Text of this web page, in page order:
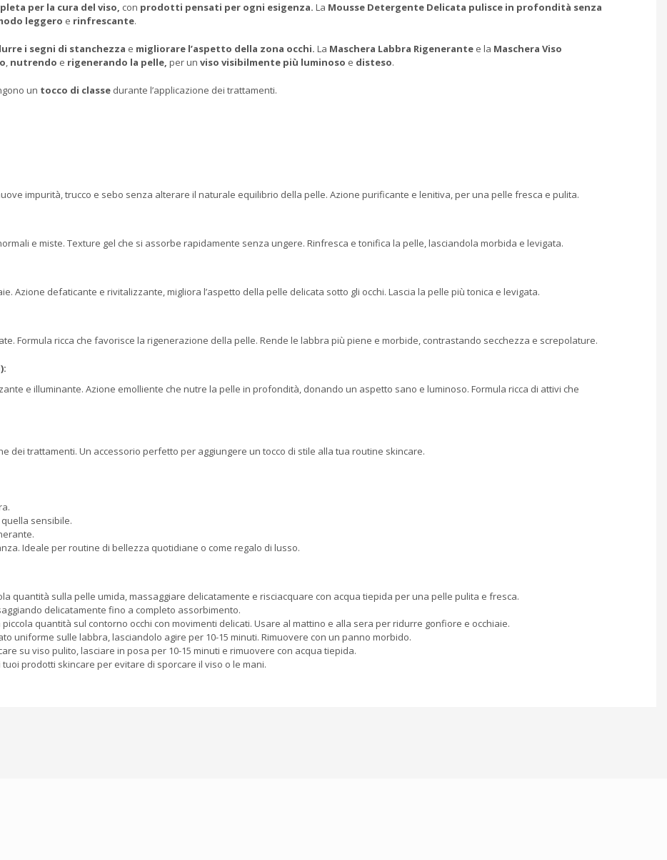
per la cura del viso, con prodotti pensati per ogni esigenza. La Mousse Detergente Delicata pulisce in profondità senza
leggero e rinfrescante.
i segni di stanchezza e migliorare l’aspetto della zona occhi. La Maschera Labbra Rigenerante e la Maschera Viso
, nutrendo e rigenerando la pelle, per un viso visibilmente più luminoso e disteso.
un tocco di classe durante l’applicazione dei trattamenti.
impurità, trucco e sebo senza alterare il naturale equilibrio della pelle. Azione purificante e lenitiva, per una pelle fresca e pulita.
e miste. Texture gel che si assorbe rapidamente senza ungere. Rinfresca e tonifica la pelle, lasciandola morbida e levigata.
Azione defaticante e rivitalizzante, migliora l’aspetto della pelle delicata sotto gli occhi. Lascia la pelle più tonica e levigata.
Formula ricca che favorisce la rigenerazione della pelle. Rende le labbra più piene e morbide, contrastando secchezza e screpolature.
e illuminante. Azione emolliente che nutre la pelle in profondità, donando un aspetto sano e luminoso. Formula ricca di attivi che
dei trattamenti. Un accessorio perfetto per aggiungere un tocco di stile alla tua routine skincare.
sensibile.
Ideale per routine di bellezza quotidiane o come regalo di lusso.
quantità sulla pelle umida, massaggiare delicatamente e risciacquare con acqua tiepida per una pelle pulita e fresca.
delicatamente fino a completo assorbimento.
quantità sul contorno occhi con movimenti delicati. Usare al mattino e alla sera per ridurre gonfiore e occhiaie.
uniforme sulle labbra, lasciandolo agire per 10-15 minuti. Rimuovere con un panno morbido.
su viso pulito, lasciare in posa per 10-15 minuti e rimuovere con acqua tiepida.
prodotti skincare per evitare di sporcare il viso o le mani.